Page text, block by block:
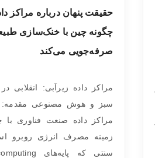
حقیقت پنهان درباره مراکز
صرفه‌جویی می‌کند
مراکز داده زیرآبی: انقلابی
سبز و هوش مصنوعی مقدمه:
مراکز داده صنعت فناوری با
زمینه مصرف انرژی روبرو